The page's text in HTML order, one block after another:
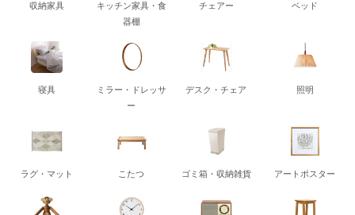
収納家具
キッチン家具・食
器棚
チェアー ベッド
寝具
ミラー・ドレッサ
ー
デスク・チェア 照明
ラグ・マット こたつ ゴミ箱・収納雑貨 アートポスター